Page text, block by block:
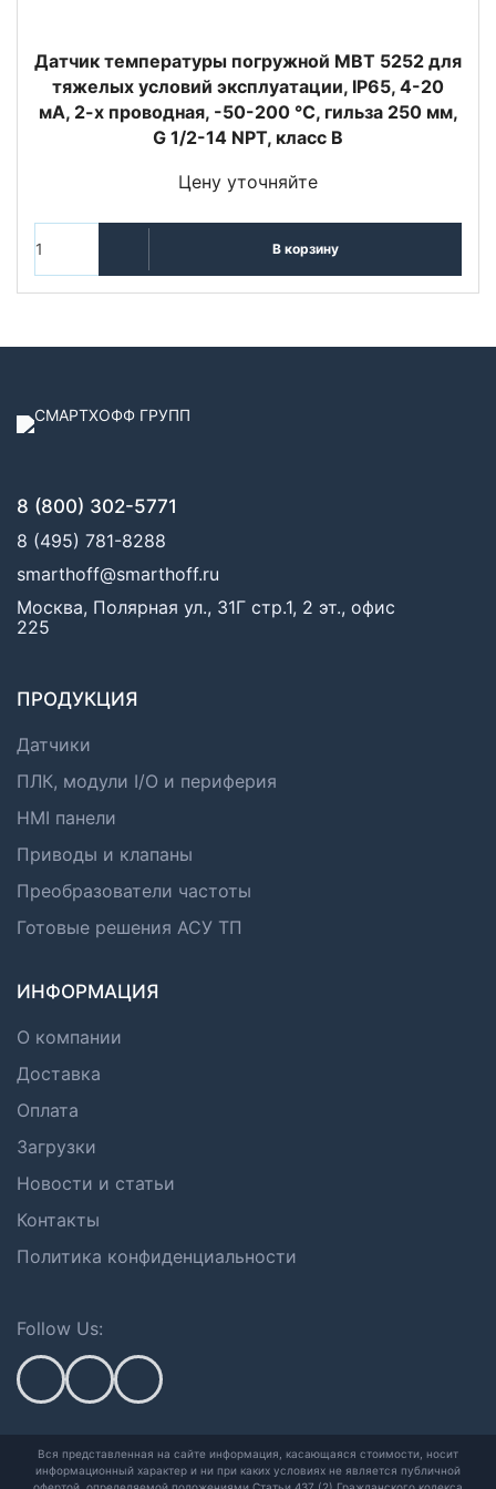
Датчик температуры погружной MBT 5252 для
тяжелых условий эксплуатации, IP65, 4-20
мА, 2-х проводная, -50-200 °C, гильза 250 мм,
G 1/2-14 NPT, класс B
Цену уточняйте
В корзину
8 (800) 302-5771
8 (495) 781-8288
smarthoff@smarthoff.ru
Москва, Полярная ул., 31Г стр.1, 2 эт., офис
225
ПРОДУКЦИЯ
Датчики
ПЛК, модули I/O и периферия
HMI панели
Приводы и клапаны
Преобразователи частоты
Готовые решения АСУ ТП
ИНФОРМАЦИЯ
О компании
Доставка
Оплата
Загрузки
Новости и статьи
Контакты
Политика конфиденциальности
Follow Us:
Вся представленная на сайте информация, касающаяся стоимости, носит
информационный характер и ни при каких условиях не является публичной